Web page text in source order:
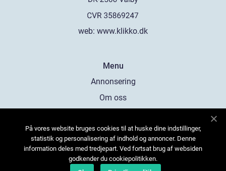
web: www.klikko.dk
Menu
Annonsering
Om oss
Kontakta oss
Sitemap
På vores website bruges cookies til at huske dine indstillinger,
statistik og personalisering af indhold og annoncer. Denne
information deles med tredjepart. Ved fortsat brug af websiden
godkender du cookiepolitikken.